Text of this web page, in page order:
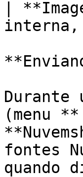
|
interna,
Durante
(menu
fontes
quando